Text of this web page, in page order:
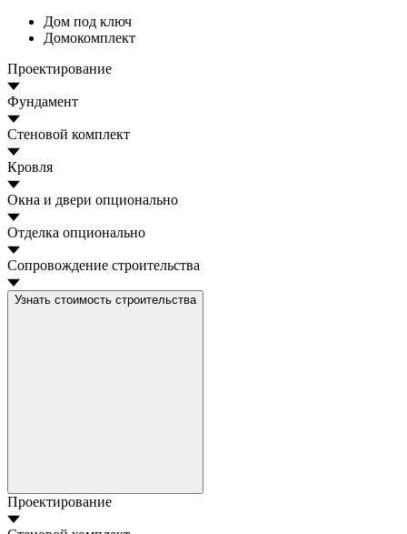
Дом под ключ
Домокомплект
Проектирование
Фундамент
Стеновой комплект
Кровля
Окна и двери опционально
Отделка опционально
Сопровождение строительства
Узнать стоимость строительства
Проектирование